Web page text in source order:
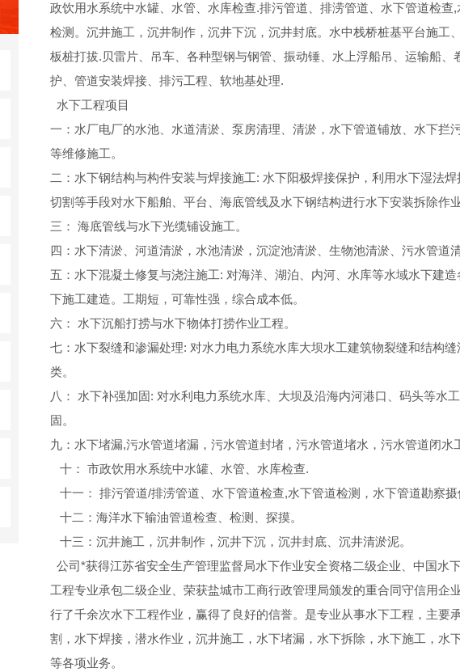
政饮用水系统中水罐、水管、水库检查.排污管道、排涝管道、水下管道检
检测。沉井施工，沉井制作，沉井下沉，沉井封底。水中栈桥桩基平台施
板桩打拔.贝雷片、吊车、各种型钢与钢管、振动锤、水上浮船吊、运输船
护、管道安装焊接、排污工程、软地基处理.
水下工程项目
一：水厂电厂的水池、水道清淤、泵房清理、清淤，水下管道铺放、水下
等维修施工。
二：水下钢结构与构件安装与焊接施工: 水下阳极焊接保护，利用水下湿法
切割等手段对水下船舶、平台、海底管线及水下钢结构进行水下安装拆除作业
三： 海底管线与水下光缆铺设施工。
四：水下清淤、河道清淤，水池清淤，沉淀池清淤、生物池清淤、污水管道
五：水下混凝土修复与浇注施工: 对海洋、湖泊、内河、水库等水域水下建
下施工建造。工期短，可靠性强，综合成本低。
六： 水下沉船打捞与水下物体打捞作业工程。
七：水下裂缝和渗漏处理: 对水力电力系统水库大坝水工建筑物裂缝和结构
类。
八： 水下补强加固: 对水利电力系统水库、大坝及沿海内河港口、码头等水
固。
九：水下堵漏,污水管道堵漏，污水管道封堵，污水管道堵水，污水管道闭水
十： 市政饮用水系统中水罐、水管、水库检查.
十一： 排污管道/排涝管道、水下管道检查,水下管道检测，水下管道勘察摄
十二：海洋水下输油管道检查、检测、探摸。
十三：沉井施工，沉井制作，沉井下沉，沉井封底、沉井清淤泥。
公司*获得江苏省安全生产管理监督局水下作业安全资格二级企业、中国
工程专业承包二级企业、荣获盐城市工商行政管理局颁发的重合同守信用
行了千余次水下工程作业，赢得了良好的信誉。是专业从事水下工程，主
割，水下焊接，潜水作业，沉井施工，水下堵漏，水下拆除，水下施工，
等各项业务。